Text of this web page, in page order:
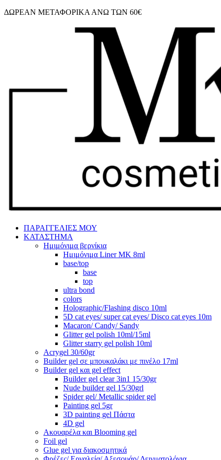
Μετάβαση
ΔΩΡΕΑΝ ΜΕΤΑΦΟΡΙΚΑ ΑΝΩ ΤΩΝ 60€
ΠΑΡΑΓΓΕΛΙΕΣ ΜΟΥ
ΚΑΤΑΣΤΗΜΑ
Ημιμόνιμα βερνίκια
Ημιμόνιμα Liner ΜΚ 8ml
base/top
base
top
ultra bond
colors
Holographic/Flashing disco 10ml
5D cat eyes/ super cat eyes/ Disco cat eyes 10m
Macaron/ Candy/ Sandy
Glitter gel polish 10ml/15ml
Glitter starry gel polish 10ml
Acrygel 30/60gr
Builder gel σε μπουκαλάκι με πινέλο 17ml
Builder gel και gel effect
Builder gel clear 3in1 15/30gr
Nude builder gel 15/30grl
Spider gel/ Metallic spider gel
Painting gel 5gr
3D painting gel Πάστα
4D gel
Ακουαρέλα και Blooming gel
Foil gel
Glue gel για διακοσμητικά